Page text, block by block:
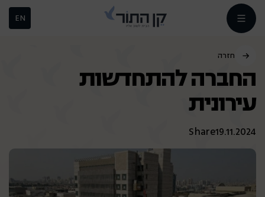
EN
חזרה
החברה להתחדשות
עירונית
19.11.2024
Share